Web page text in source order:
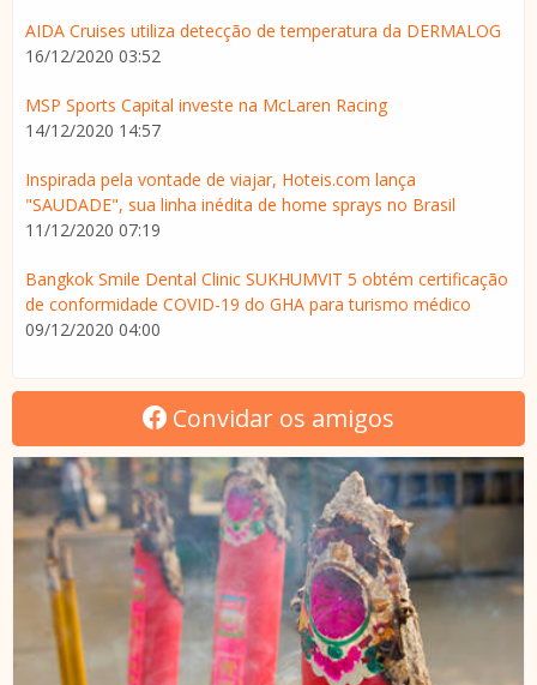
AIDA Cruises utiliza detecção de temperatura da DERMALOG
16/12/2020 03:52
MSP Sports Capital investe na McLaren Racing
14/12/2020 14:57
Inspirada pela vontade de viajar, Hoteis.com lança
"SAUDADE", sua linha inédita de home sprays no Brasil
11/12/2020 07:19
Bangkok Smile Dental Clinic SUKHUMVIT 5 obtém certificação
de conformidade COVID-19 do GHA para turismo médico
09/12/2020 04:00
Convidar os amigos